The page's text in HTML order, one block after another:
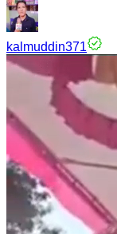
kalmuddin371